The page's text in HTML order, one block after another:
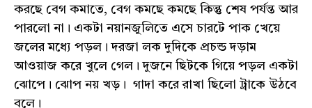
করছে বেগ কমাতে, বেগ কমছে কমছে কিন্তু শেষ পর্যন্ত আর
পারলো না। একটা নয়ানজুলিতে এসে চারটে পাক খেয়ে
জলের মধ্যে পড়ল। দরজা লক দুদিকে প্রচন্ড দড়াম
আওয়াজ করে খুলে গেল। দুজনে ছিটকে গিয়ে পড়ল একটা
ঝোপে। ঝোপ নয় খড়। গাদা করে রাখা ছিলো ট্রাকে উঠবে
বলে।